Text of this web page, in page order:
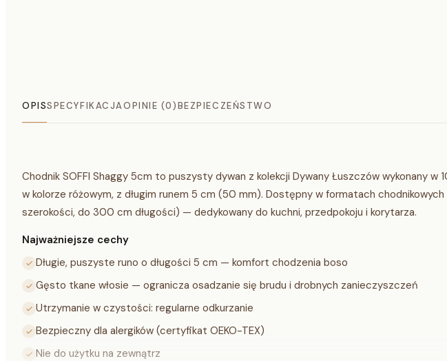
OPISSPECYFIKACJAOPINIE (0)BEZPIECZEŃSTWO
Chodnik SOFFI Shaggy 5cm to puszysty dywan z kolekcji Dywany Łuszczów wykonany w
w kolorze różowym, z długim runem 5 cm (50 mm). Dostępny w formatach
szerokości, do 300 cm długości) — dedykowany do kuchni, przedpokoju i korytarza.
Najważniejsze cechy
Długie, puszyste runo o długości 5 cm — komfort chodzenia boso
Gęsto tkane włosie — ogranicza osadzanie się brudu i drobnych zanieczyszczeń
Utrzymanie w czystości: regularne odkurzanie
Bezpieczny dla alergików (certyfikat OEKO-TEX)
Nie do użytku na zewnątrz